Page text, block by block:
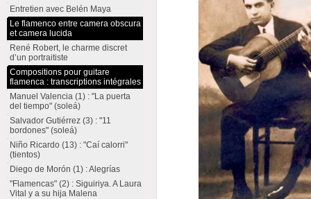
Entretien avec Belén Maya
Le flamenco entre camera obscura
et camera lucida
René Robert, le charme discret
d’un portraitiste
Compositions pour guitare
flamenca : transcriptions intégrales
Manuel Valencia (1) : "La puerta
del tiempo" (soleá)
Salvador Gutiérrez (3) : "11
bordones" (soleá)
Niño Ricardo (13) : "Caí calorri"
(tientos)
Diego de Morón (1) : Alegrías
"Flamencas" (2) : Siguiriya. A Laura
Vital y a su hija Malena